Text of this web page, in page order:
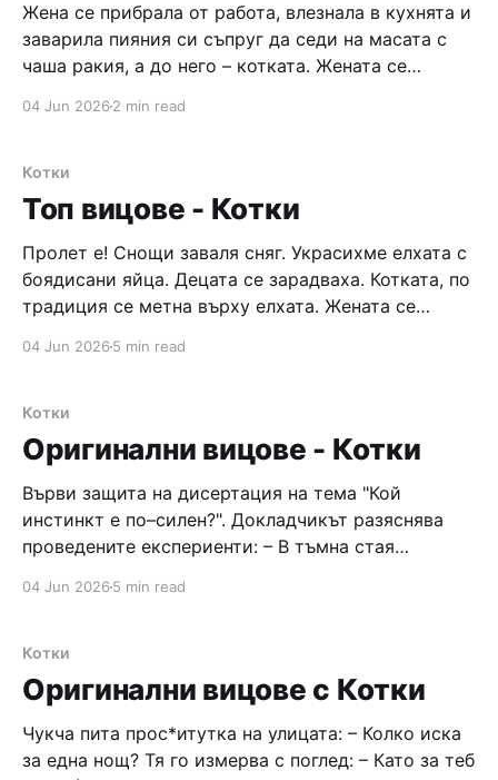
Жена се прибрала от работа, влезнала в кухнята и
заварила пияния си съпруг да седи на масата с
чаша ракия, а до него – котката. Жената се
04 Jun 2026 2 min read
Котки
Топ вицове - Котки
Пролет е! Снощи заваля сняг. Украсихме елхата с
боядисани яйца. Децата се зарадваха. Котката, по
традиция се метна върху елхата. Жената се
затопляне. Помислих си, че е слънчасал.
Погледнах пак през прозореца и
04 Jun 2026 5 min read
Котки
Оригинални вицове - Котки
Върви защита на дисертация на тема "Кой
инстинкт е по–силен?". Докладчикът разяснява
проведените експериенти: – В тъмна стая
котката, след това храната, и след това
04 Jun 2026 5 min read
Котки
Оригинални вицове с Котки
Чукчa пита прос*итутка нa улицата: – Колко иска
за една нощ? Тя го измерва с поглед: – Като за теб